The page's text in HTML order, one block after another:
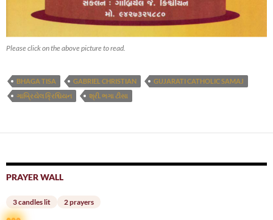
Please click on the above picture to read.
BHAGA TISA GABRIEL CHRISTIAN
GUJARATI CATHOLIC SAMAJ
ગાબ્રિયેલ ક્રિશ્ચિયન
શ્રી. ભગા ટીસા
PRAYER WALL
3 candles lit 2 prayers